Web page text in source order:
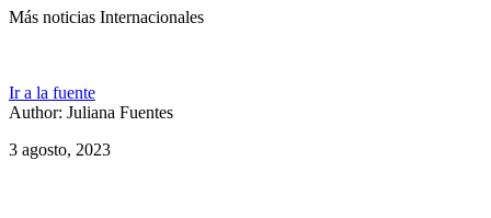
Más noticias Internacionales
Ir a la fuente
Author: Juliana Fuentes
3 agosto, 2023